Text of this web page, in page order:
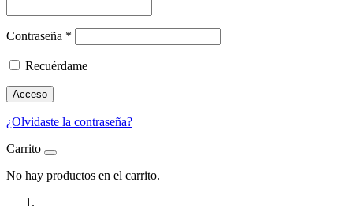
Contraseña *
Recuérdame
Acceso
¿Olvidaste la contraseña?
Carrito
No hay productos en el carrito.